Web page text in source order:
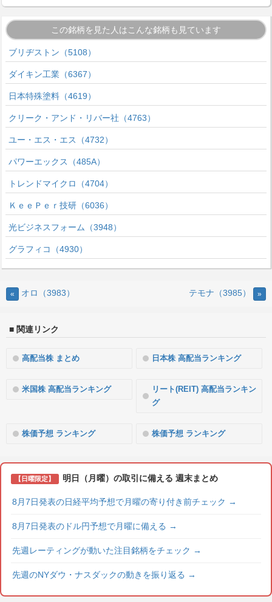
この銘柄を見た人はこんな銘柄も見ています
ブリヂストン（5108）
ダイキン工業（6367）
日本特殊塗料（4619）
クリーク・アンド・リバー社（4763）
ユー・エス・エス（4732）
パワーエックス（485A）
トレンドマイクロ（4704）
ＫｅｅＰｅｒ技研（6036）
光ビジネスフォーム（3948）
グラフィコ（4930）
« オロ（3983） テモナ（3985） »
■ 関連リンク
高配当株 まとめ 日本株 高配当ランキング
米国株 高配当ランキング
リート(REIT) 高配当ランキン
グ
株価予想 ランキング 株価予想 ランキング
【日曜限定】 明日（月曜）の取引に備える 週末まとめ
8月7日発表の日経平均予想で月曜の寄り付き前チェック →
8月7日発表のドル円予想で月曜に備える →
先週レーティングが動いた注目銘柄をチェック →
先週のNYダウ・ナスダックの動きを振り返る →